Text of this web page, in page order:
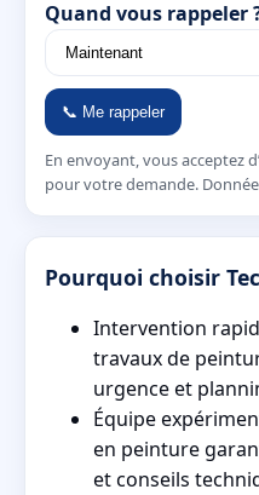
Quand vous rappeler
📞 Me rappeler
En envoyant, vous acceptez
pour votre demande.
Pourquoi choisir
Intervention
travaux de
urgence et
Équipe
en peinture
et conseils